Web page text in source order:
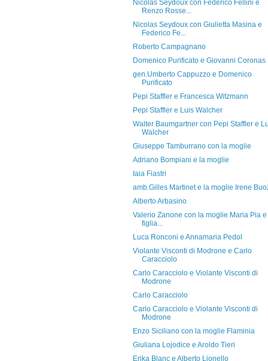
Nicolas Seydoux con Federico Fellini e
Renzo Rosse...
Nicolas Seydoux con Giulietta Masina e
Federico Fe...
Roberto Campagnano
Domenico Purificato e Giovanni Coronas
gen.Umberto Cappuzzo e Domenico
Purificato
Pepi Staffler e Francesca Witzmann
Pepi Staffler e Luis Walcher
Walter Baumgartner con Pepi Staffler e
Walcher
Giuseppe Tamburrano con la moglie
Adriano Bompiani e la moglie
Iaia Fiastri
amb.Gilles Martinet e la moglie Irene
Alberto Arbasino
Valerio Zanone con la moglie Maria Pia
figlia...
Luca Ronconi e Annamaria Pedol
Violante Visconti di Modrone e Carlo
Caracciolo
Carlo Caracciolo e Violante Visconti di
Modrone
Carlo Caracciolo
Carlo Caracciolo e Violante Visconti di
Modrone
Enzo Siciliano con la moglie Flaminia
Giuliana Lojodice e Aroldo Tieri
Erika Blanc e Alberto Lionello